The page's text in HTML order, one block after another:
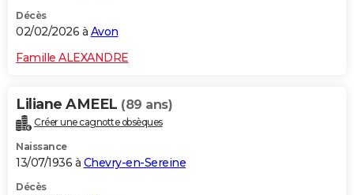
Décès
02/02/2026 à Avon
Famille ALEXANDRE
Liliane AMEEL (89 ans)
Créer une cagnotte obsèques
Naissance
13/07/1936 à Chevry-en-Sereine
Décès